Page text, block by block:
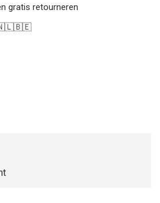
gratis retourneren
🇳🇱🇧🇪